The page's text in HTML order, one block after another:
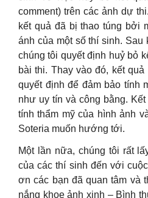
comment) trên các ảnh dự
kết quả đã bị thao túng bởi
ánh của một số thí sinh. Sau
chúng tôi quyết định huỷ bỏ
bài thi. Thay vào đó, kết
quyết định để đảm bảo tính
như uy tín và công bằng.
tính thẩm mỹ của hình ảnh
Soteria muốn hướng tới.
Một lần nữa, chúng tôi rất
của các thí sinh đến với
ơn các bạn đã quan tâm và
nắng khoe ảnh xinh – Bình